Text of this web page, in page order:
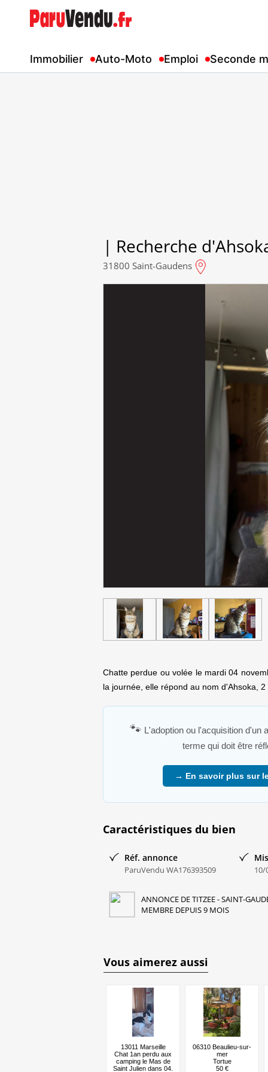
Immobilier Auto-Moto Emploi Seconde
| Recherche
31800 Saint-Gaudens
Chatte perdue ou volée le mardi 04
la journée, elle répond au nom d'Ahsoka,
🐾 L'adoption ou l'acquisition d'un
terme qui doit être
→ En savoir plus sur
Caractéristiques du bien
Réf. annonce
ParuVendu WA176393509 10/
ANNONCE DE TITZEE - SAINT-
MEMBRE DEPUIS 9 MOIS
Vous aimerez aussi
13011 Marseille
Chat 1an perdu aux
camping le Mas de
Saint Julien dans 04.
06310 Beaulieu-sur-
mer
Tortue
50 €